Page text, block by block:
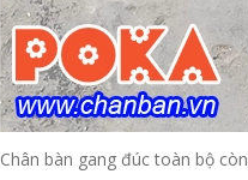
Chân bàn gang đúc toàn bộ